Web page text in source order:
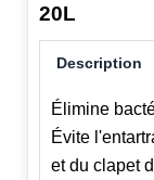
20L
Description
Élimine
Évite
et du clapet